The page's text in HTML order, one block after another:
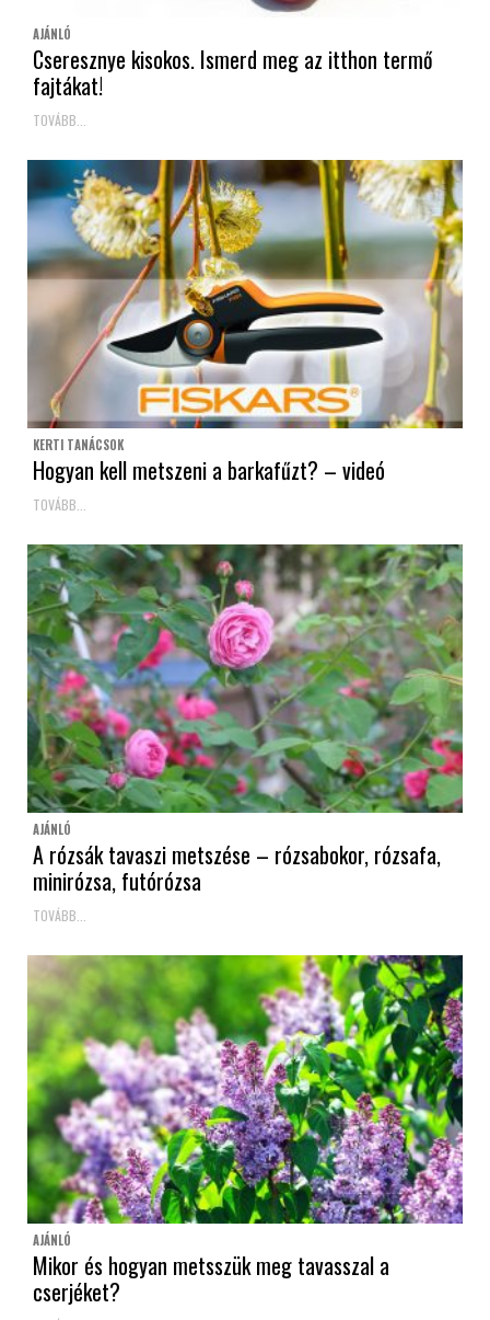
AJÁNLÓ
Cseresznye kisokos. Ismerd meg az itthon termő
fajtákat!
TOVÁBB...
KERTI TANÁCSOK
Hogyan kell metszeni a barkafűzt? – videó
TOVÁBB...
AJÁNLÓ
A rózsák tavaszi metszése – rózsabokor, rózsafa,
minirózsa, futórózsa
TOVÁBB...
AJÁNLÓ
Mikor és hogyan metsszük meg tavasszal a
cserjéket?